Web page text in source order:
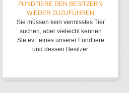
FUNDTIERE DEN BESITZERN
WIEDER ZUZUFÜHREN
Sie müssen kein vermisstes Tier
suchen, aber vieleicht kennen
Sie evt. eines unserer Fundtiere
und dessen Besitzer.